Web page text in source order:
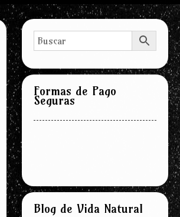
Formas de Pago
Seguras
Blog de Vida Natural